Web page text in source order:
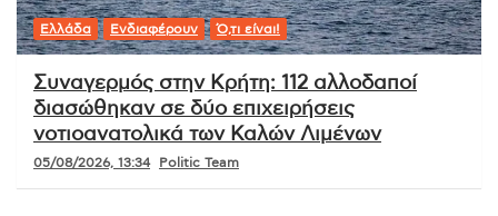
Ελλάδα Ενδιαφέρουν Ό,τι είναι!
Συναγερμός στην Κρήτη: 112 αλλοδαποί
διασώθηκαν σε δύο επιχειρήσεις
νοτιοανατολικά των Καλών Λιμένων
05/08/2026, 13:34 Politic Team